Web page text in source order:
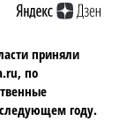
приняли
по
следующем году.